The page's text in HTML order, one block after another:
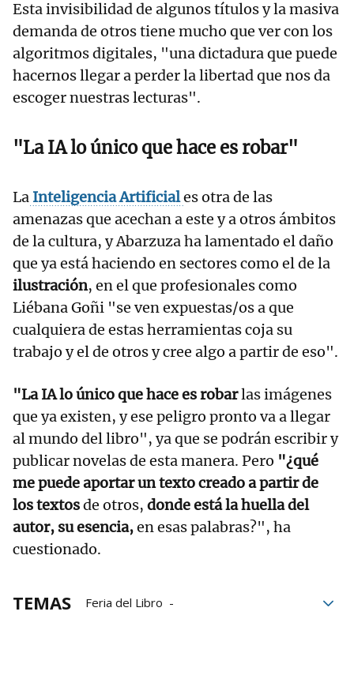
Esta invisibilidad de algunos títulos y la masiva
demanda de otros tiene mucho que ver con los
algoritmos digitales, "una dictadura que puede
hacernos llegar a perder la libertad que nos da
escoger nuestras lecturas".
"La IA lo único que hace es robar"
La Inteligencia Artificiales otra de las
amenazas que acechan a este y a otros ámbitos
de la cultura, y Abarzuza ha lamentado el daño
que ya está haciendo en sectores como el de la
ilustración, en el que profesionales como
Liébana Goñi "se ven expuestas/os a que
cualquiera de estas herramientas coja su
trabajo y el de otros y cree algo a partir de eso".
"La IA lo único que hace es robarlas imágenes
que ya existen, y ese peligro pronto va a llegar
al mundo del libro", ya que se podrán escribir y
publicar novelas de esta manera. Pero "¿qué
me puede aportar un texto creado a partir de
los textosde otros, donde está la huella del
autor, su esencia,en esas palabras?", ha
cuestionado.
TEMAS
Feria del Libro